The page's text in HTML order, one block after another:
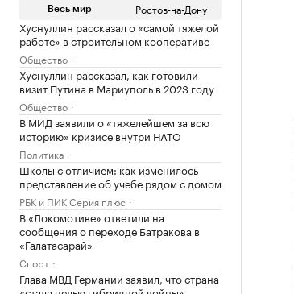
Весь мир Ростов-на-Дону
Хуснуллин рассказал о «самой тяжелой
работе» в строительном кооперативе
Общество
Хуснуллин рассказал, как готовили
визит Путина в Мариуполь в 2023 году
Общество
В МИД заявили о «тяжелейшем за всю
историю» кризисе внутри НАТО
Политика
Школы с отличием: как изменилось
представление об учебе рядом с домом
РБК и ПИК Серия плюс
В «Локомотиве» ответили на
сообщения о переходе Батракова в
«Галатасарай»
Спорт
Глава МВД Германии заявил, что страна